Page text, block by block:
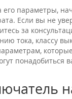
параметры,
Если вы не
за
тока, классу
понадобиться